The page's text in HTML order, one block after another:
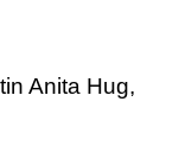
Anita Hug,